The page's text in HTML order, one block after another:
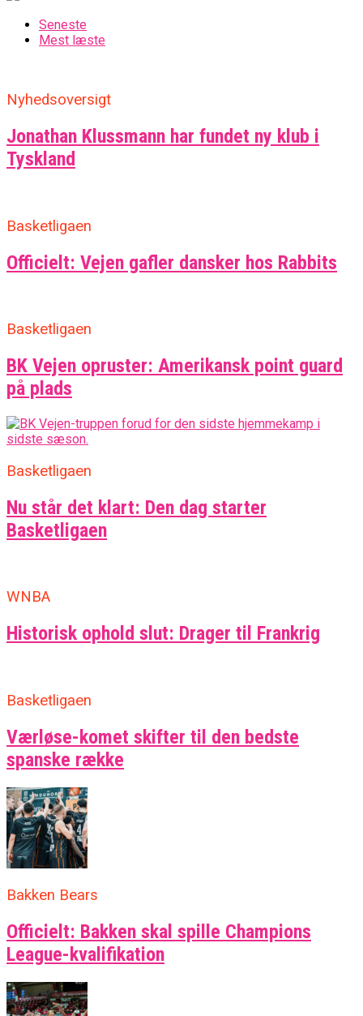
Seneste
Mest læste
Nyhedsoversigt
Jonathan Klussmann har fundet ny klub i
Tyskland
Basketligaen
Officielt: Vejen gafler dansker hos Rabbits
Basketligaen
BK Vejen opruster: Amerikansk point guard
på plads
Basketligaen
Nu står det klart: Den dag starter
Basketligaen
WNBA
Historisk ophold slut: Drager til Frankrig
Basketligaen
Værløse-komet skifter til den bedste
spanske række
Bakken Bears
Officielt: Bakken skal spille Champions
League-kvalifikation